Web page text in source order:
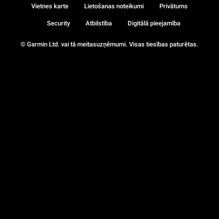
© Garmin Ltd. vai tā meitasuzņēmumi. Visas tiesības paturētas.
Vietnes karte Lietošanas noteikumi Privātums
Security Atbilstība Digitālā pieejamība